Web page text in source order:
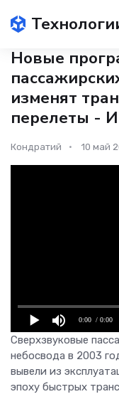
Новые
изменят
перелеты -
Кондратий 10 май
0:00 / 0:00
Сверхзвуковые
небосвода в 2003
вывели из
эпоху быстрых